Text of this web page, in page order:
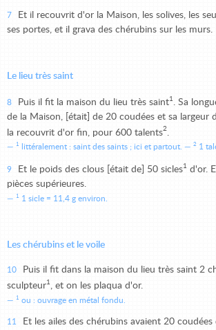
7
Et il recouvrit d'or la Maison, les solives, les
ses portes, et il grava des chérubins sur les murs.
Le lieu très saint
8 Puis il fit la maison du lieu très saint1
. Sa
de la Maison, [était] de 20 coudées et sa largeur
la recouvrit d'or fin, pour 600 talents2
1 littéralement : saint des saints ; ici et partout. 2 1
9 Et le poids des clous [était de] 50 sicles1 d'or.
pièces supérieures.
1 1 sicle = 11,4 g environ.
Les chérubins et le voile
10
Puis il fit dans la maison du lieu très saint 2
sculpteur1 , et on les plaqua d'or.
1 ou : ouvrage en métal fondu.
11
Et les ailes des chérubins avaient 20